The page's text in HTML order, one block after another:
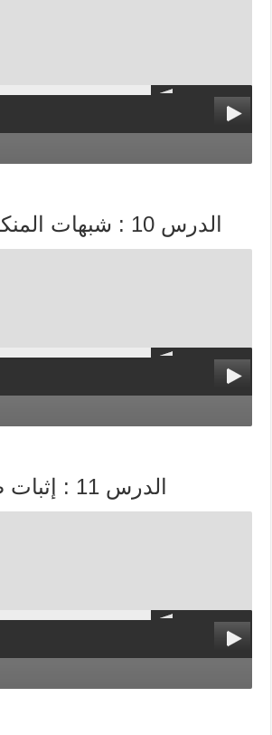
الدرس 10 : شبهات المنكرين لعلوّ الله
الدرس 11 : إثبات صفة الاستواء